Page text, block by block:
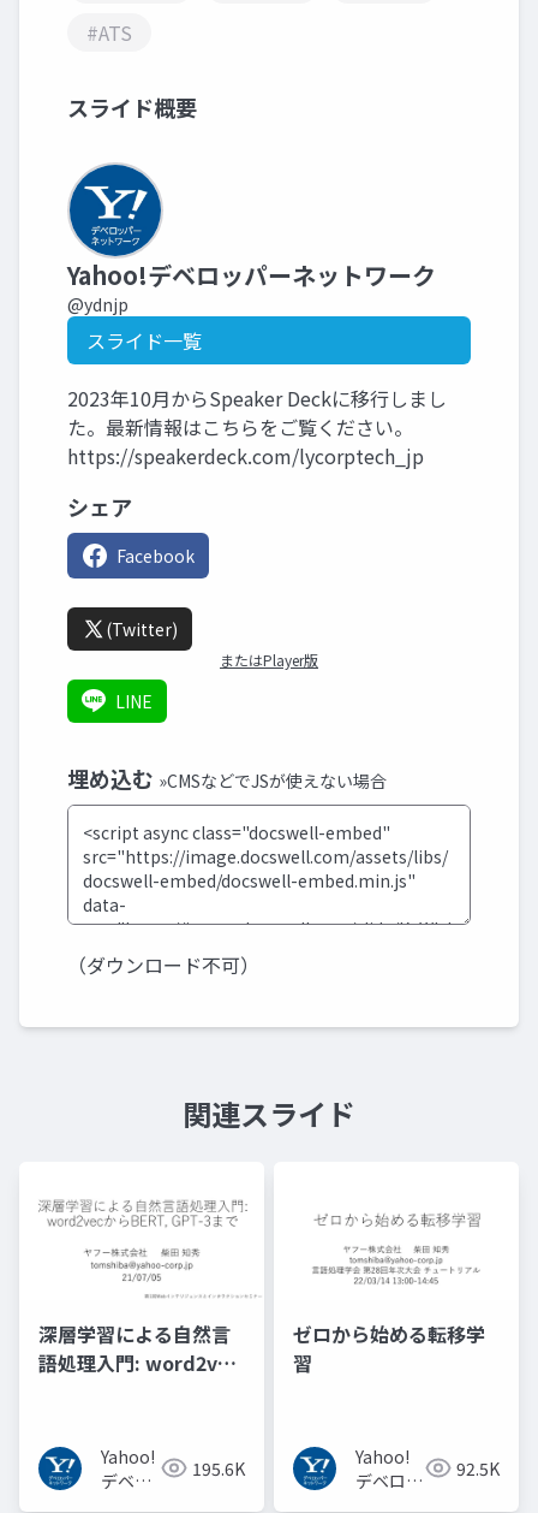
#ATS
スライド概要
Yahoo!デベロッパーネットワーク
@ydnjp
スライド一覧
2023年10月からSpeaker Deckに移行しまし
た。最新情報はこちらをご覧ください。
https://speakerdeck.com/lycorptech_jp
シェア
Facebook
(Twitter)
またはPlayer版
LINE
埋め込む »CMSなどでJSが使えない場合
（ダウンロード不可）
関連スライド
深層学習による自然言
語処理入門: word2vec
Yahoo!
デベロ
195.6K
ゼロから始める転移学
習
Yahoo!
デベロッ
92.5K